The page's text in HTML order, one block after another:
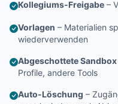
Kollegiums-Freigabe –
Vorlagen – Materialien
wiederverwenden
Abgeschottete Sandbox
Profile, andere Tools
Auto-Löschung –